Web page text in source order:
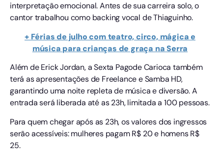
interpretação emocional. Antes de sua carreira solo, o
cantor trabalhou como backing vocal de Thiaguinho.
+ Férias de julho com teatro, circo, mágica e
música para crianças de graça na Serra
Além de Erick Jordan, a Sexta Pagode Carioca também
terá as apresentações de Freelance e Samba HD,
garantindo uma noite repleta de música e diversão. A
entrada será liberada até as 23h, limitada a 100 pessoas.
Para quem chegar após as 23h, os valores dos ingressos
serão acessíveis: mulheres pagam R$ 20 e homens R$
25.